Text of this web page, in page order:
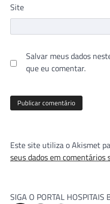
Site
Salvar meus dados
que eu comentar.
Este site utiliza o Akismet
seus dados em comentários
SIGA O PORTAL HOSPITAIS